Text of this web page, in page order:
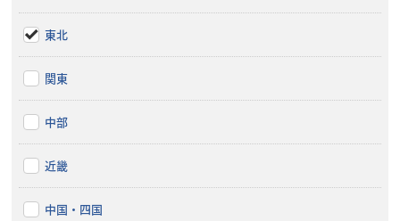
東北
関東
中部
近畿
中国・四国